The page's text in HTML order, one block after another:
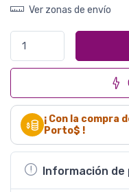
Ver zonas de envío
¡ Con la compra
Porto$ !
Información de